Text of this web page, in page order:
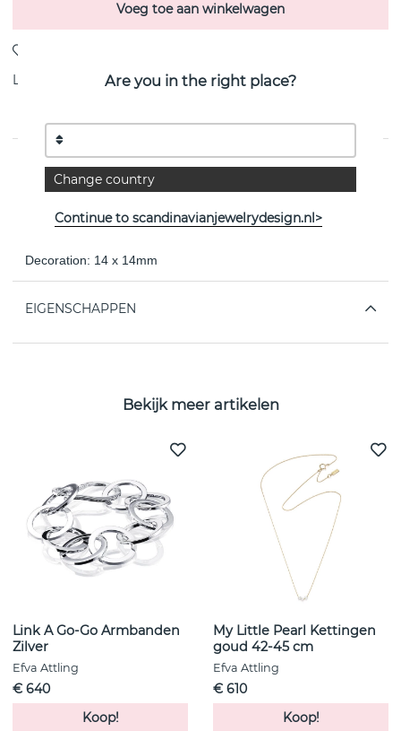
Voeg toe aan winkelwagen
Levering: Bestel item 4-6 weken
PRODUCTOMSCHRIJVING
Necklace in recycled 925 sterling silver with a heart that can
be twisted into several different shapes,
so that everyone you love can have their own place in your
Decoration: 14 x 14mm
EIGENSCHAPPEN
Bekijk meer artikelen
Link A Go-Go Armbanden
Zilver
Efva Attling
€ 640
Koop!
My Little Pearl Kettingen
goud 42-45 cm
Efva Attling
€ 610
Koop!
Are you in the right place?
Change country
Continue to scandinavianjewelrydesign.nl>